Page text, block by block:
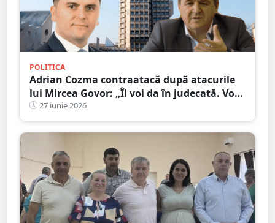
POLITICA
Adrian Cozma contraatacă după atacurile
lui Mircea Govor: „Îl voi da în judecată. Voi
cere inclusiv o expertiză psihiatrică”
27 iunie 2026